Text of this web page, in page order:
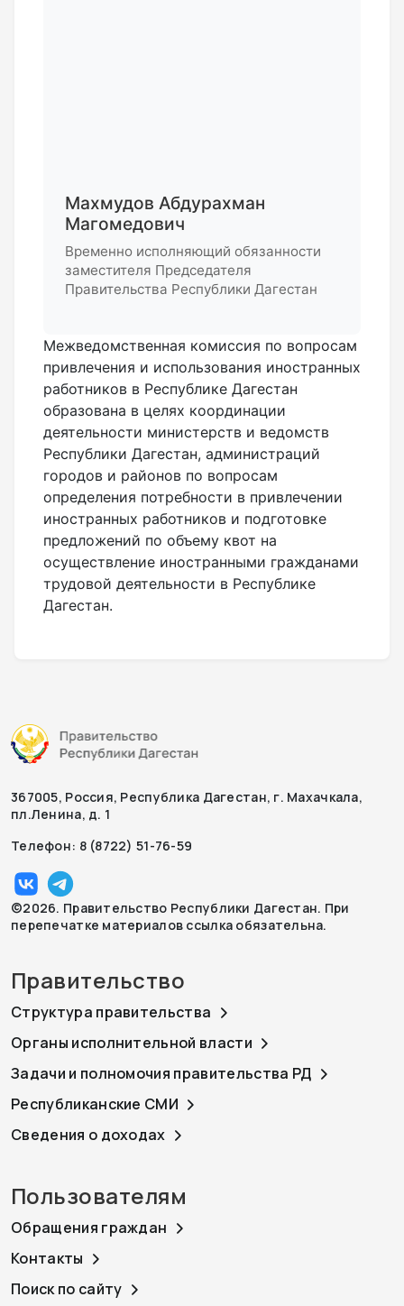
Махмудов Абдурахман
Магомедович
Временно исполняющий обязанности
заместителя Председателя
Правительства Республики Дагестан
Межведомственная комиссия по вопросам
привлечения и использования иностранных
работников в Республике Дагестан
образована в целях координации
деятельности министерств и ведомств
Республики Дагестан, администраций
городов и районов по вопросам
определения потребности в привлечении
иностранных работников и подготовке
предложений по объему квот на
осуществление иностранными гражданами
трудовой деятельности в Республике
Дагестан.
367005, Россия, Республика Дагестан, г. Махачкала,
пл.Ленина, д. 1
Телефон: 8 (8722) 51-76-59
©2026. Правительство Республики Дагестан. При
перепечатке материалов ссылка обязательна.
Правительство
Структура правительства
Органы исполнительной власти
Задачи и полномочия правительства РД
Республиканские СМИ
Сведения о доходах
Пользователям
Обращения граждан
Контакты
Поиск по сайту